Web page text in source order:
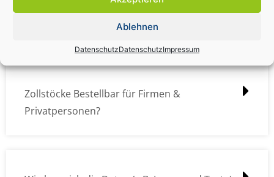
Ablehnen
DatenschutzDatenschutzImpressum
Zollstock Druckdatencheck / Profidatencheck
Zollstöcke Bestellbar für Firmen &
Privatpersonen?